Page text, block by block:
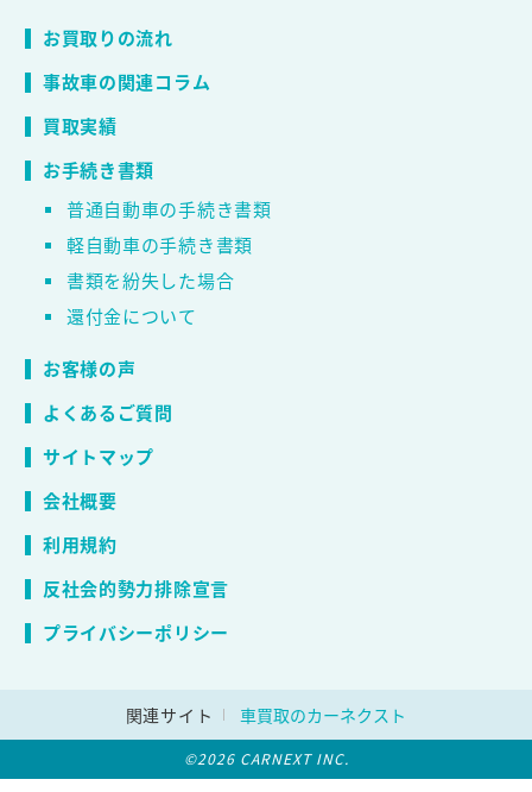
お買取りの流れ
事故車の関連コラム
買取実績
お手続き書類
普通自動車の手続き書類
軽自動車の手続き書類
書類を紛失した場合
還付金について
お客様の声
よくあるご質問
サイトマップ
会社概要
利用規約
反社会的勢力排除宣言
プライバシーポリシー
関連サイト 車買取のカーネクスト
©2026 CARNEXT INC.